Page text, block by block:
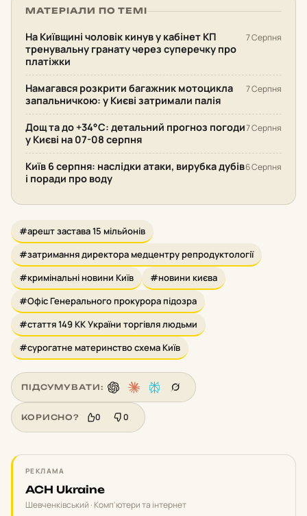
МАТЕРІАЛИ ПО ТЕМІ
На Київщині чоловік кинув у кабінет КП
тренувальну гранату через суперечку про
платіжки
7 Серпня
Намагався розкрити багажник мотоцикла
запальничкою: у Києві затримали палія
7 Серпня
Дощ та до +34°С: детальний прогноз погоди
у Києві на 07-08 серпня
7 Серпня
Київ 6 серпня: наслідки атаки, вирубка дубів
і поради про воду
6 Серпня
#арешт застава 15 мільйонів
#затримання директора медцентру репродуктології
#кримінальні новини Київ
#новини києва
#Офіс Генерального прокурора підозра
#стаття 149 КК України торгівля людьми
#сурогатне материнство схема Київ
ПІДСУМУВАТИ:
КОРИСНО? 0 0
РЕКЛАМА
ACH Ukraine
Шевченківський · Комп'ютери та інтернет